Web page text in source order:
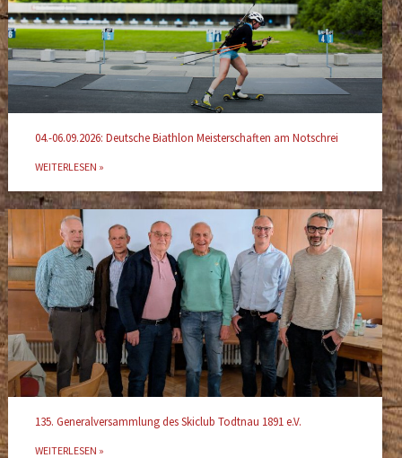
04.-06.09.2026: Deutsche Biathlon Meisterschaften am Notschrei
WEITERLESEN »
135. Generalversammlung des Skiclub Todtnau 1891 e.V.
WEITERLESEN »